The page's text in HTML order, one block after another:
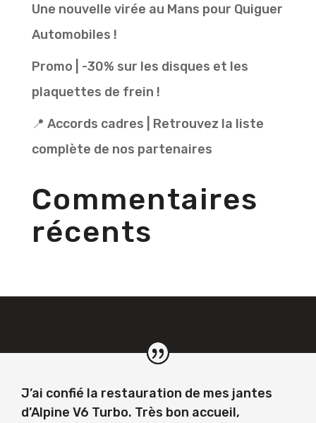
Une nouvelle virée au Mans pour Quiguer
Automobiles !
Promo | -30% sur les disques et les
plaquettes de frein !
📍 Accords cadres | Retrouvez la liste
complète de nos partenaires
Commentaires
récents
J’ai confié la restauration de mes jantes
d’Alpine V6 Turbo. Très bon accueil,